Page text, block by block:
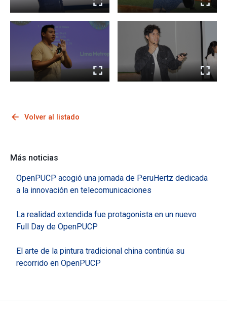
arrow_back Volver al listado
Más noticias
OpenPUCP acogió una jornada de PeruHertz dedicada
a la innovación en telecomunicaciones
La realidad extendida fue protagonista en un nuevo
Full Day de OpenPUCP
El arte de la pintura tradicional china continúa su
recorrido en OpenPUCP